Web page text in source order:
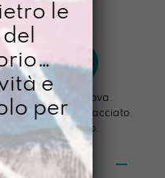
di Padova.
pacco sempre tracciato.
ai 100 euro.
le
e
per